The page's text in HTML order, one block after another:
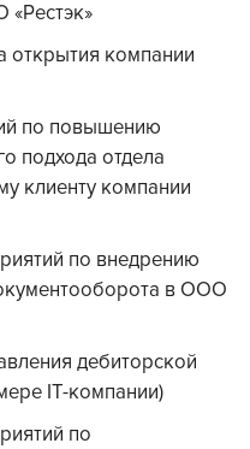
открытия компании
по повышению
подхода отдела
клиенту компании
по внедрению
в ООО
дебиторской
IT-компании)
по